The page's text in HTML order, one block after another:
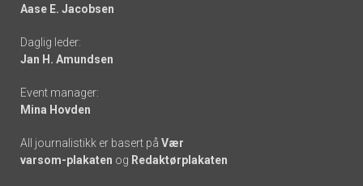
-
links
Aase E. Jacobsen
Daglig leder:
Jan H. Amundsen
Event manager:
Mina Hovden
All journalistikk er basert på Vær
varsom-plakaten og Redaktørplakaten